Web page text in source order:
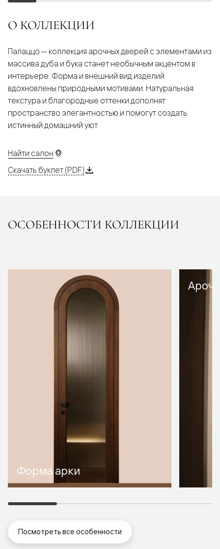
О КОЛЛЕКЦИИ
Палаццо — коллекция арочных дверей с элементами из
массива дуба и бука станет необычным акцентом в
интерьере. Форма и внешний вид изделий
вдохновлены природными мотивами. Натуральная
текстура и благородные оттенки дополнят
пространство элегантностью и помогут создать
истинный домашний уют.
Найти салон
Скачать буклет (PDF)
ОСОБЕННОСТИ КОЛЛЕКЦИИ
Форма арки
Посмотреть все особенности